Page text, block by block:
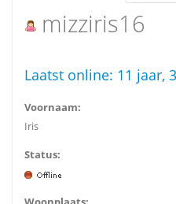
mizziris16
Laatst online: 11 jaar,
Voornaam:
Iris
Status: